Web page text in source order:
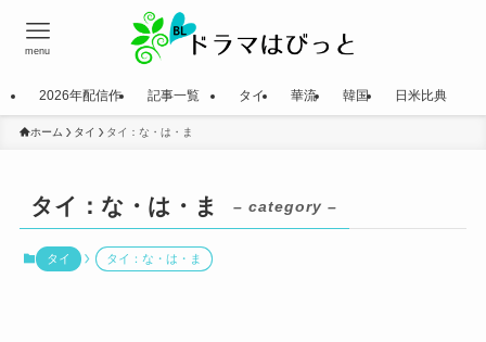
menu
2026年配信作 記事一覧 タイ 華流 韓国 日米比典
ホーム タイ タイ：な・は・ま
タイ：な・は・ま – category –
タイ タイ：な・は・ま